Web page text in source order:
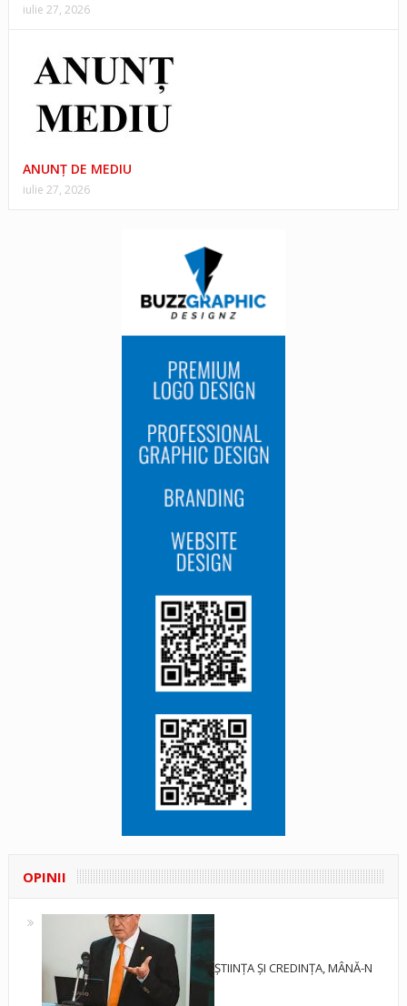
iulie 27, 2026
ANUNŢ DE MEDIU
iulie 27, 2026
OPINII
ȘTIINȚA ȘI CREDINȚA, MÂNĂ-N